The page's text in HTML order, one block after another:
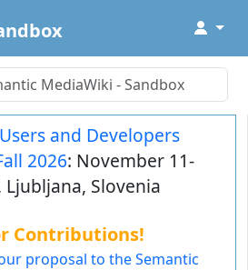
↓
and Developers
2026: November 11-
Ljubljana, Slovenia
Contributions!
proposal to the Semantic